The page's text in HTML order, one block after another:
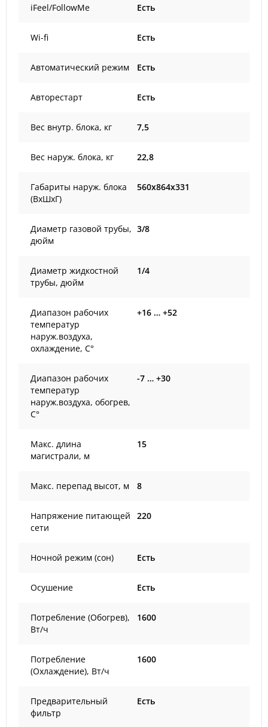
iFeel/FollowMe Есть
Wi-fi Есть
Автоматический режим Есть
Авторестарт Есть
Вес внутр. блока, кг 7,5
Вес наруж. блока, кг 22,8
Габариты наруж. блока
(ВxШxГ)
560x864x331
Диаметр газовой трубы,
дюйм
3/8
Диаметр жидкостной
трубы, дюйм
1/4
Диапазон рабочих
температур
наруж.воздуха,
охлаждение, С°
+16 … +52
Диапазон рабочих
температур
наруж.воздуха, обогрев,
С°
-7 … +30
Макс. длина
магистрали, м
15
Макс. перепад высот, м 8
Напряжение питающей
сети
220
Ночной режим (сон) Есть
Осушение Есть
Потребление (Обогрев),
Вт/ч
1600
Потребление
(Охлаждение), Вт/ч
1600
Предварительный
фильтр
Есть